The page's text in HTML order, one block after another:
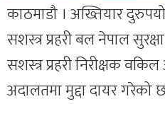
काठमाडौ । अख्तियार
सशस्त्र प्रहरी बल नेपाल
सशस्त्र प्रहरी निरीक्षक
अदालतमा मुद्दा दायर गरेको